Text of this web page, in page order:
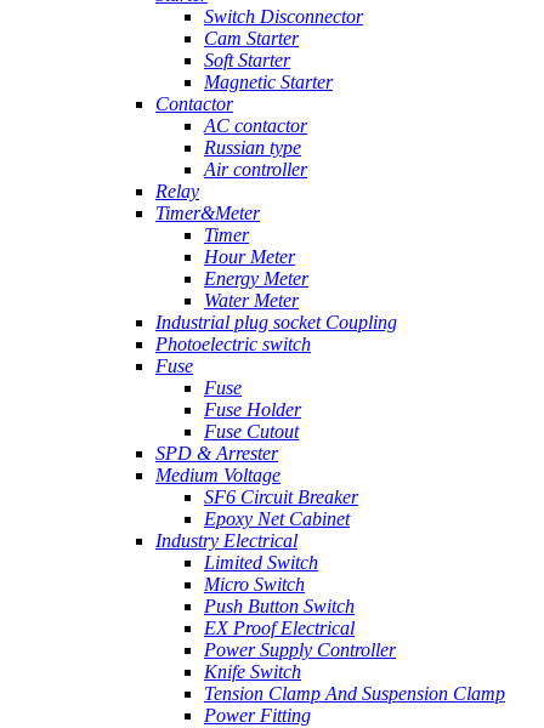
Switch Disconnector
Cam Starter
Soft Starter
Magnetic Starter
Contactor
AC contactor
Russian type
Air controller
Relay
Timer&Meter
Timer
Hour Meter
Energy Meter
Water Meter
Industrial plug socket Coupling
Photoelectric switch
Fuse
Fuse
Fuse Holder
Fuse Cutout
SPD & Arrester
Medium Voltage
SF6 Circuit Breaker
Epoxy Net Cabinet
Industry Electrical
Limited Switch
Micro Switch
Push Button Switch
EX Proof Electrical
Power Supply Controller
Knife Switch
Tension Clamp And Suspension Clamp
Power Fitting